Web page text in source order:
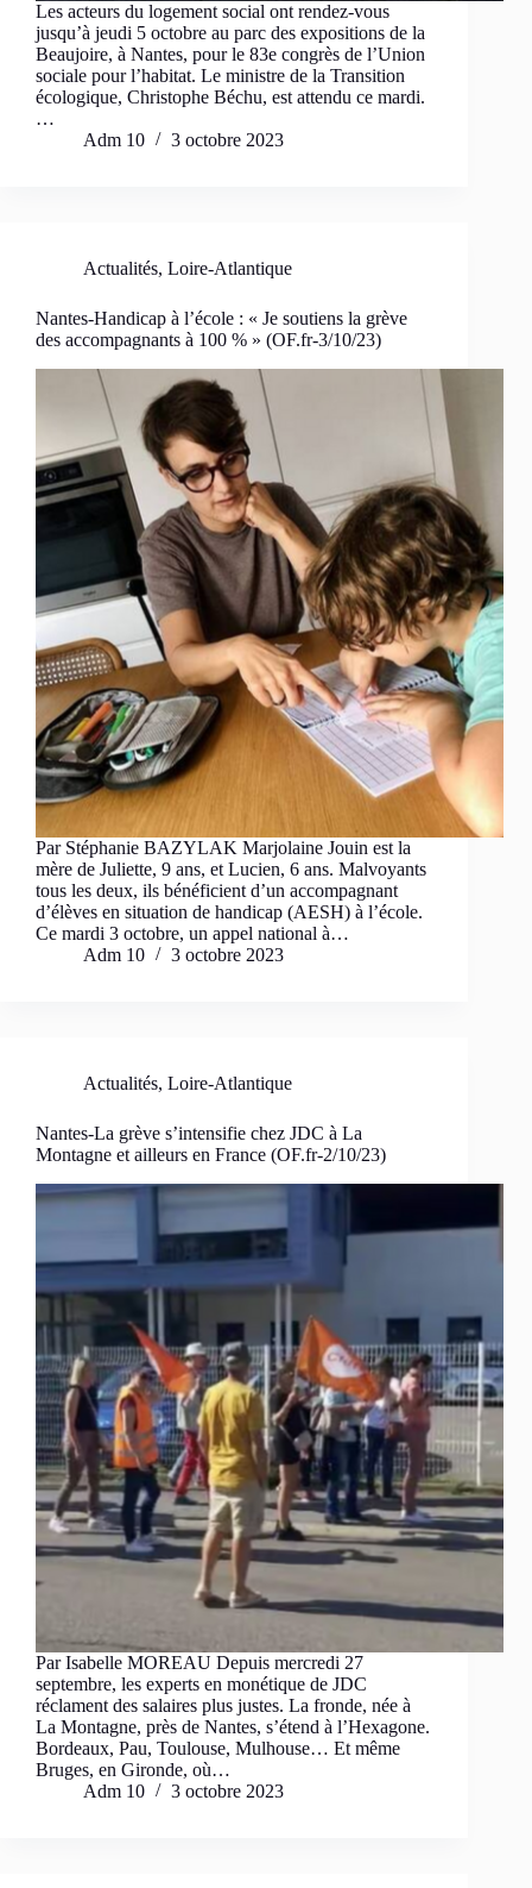
Les acteurs du logement social ont rendez-vous
jusqu’à jeudi 5 octobre au parc des expositions de la
Beaujoire, à Nantes, pour le 83e congrès de l’Union
sociale pour l’habitat. Le ministre de la Transition
écologique, Christophe Béchu, est attendu ce mardi.
…
Adm 10
3 octobre 2023
Actualités, Loire-Atlantique
Nantes-Handicap à l’école : « Je soutiens la grève
des accompagnants à 100 % » (OF.fr-3/10/23)
Par Stéphanie BAZYLAK Marjolaine Jouin est la
mère de Juliette, 9 ans, et Lucien, 6 ans. Malvoyants
tous les deux, ils bénéficient d’un accompagnant
d’élèves en situation de handicap (AESH) à l’école.
Ce mardi 3 octobre, un appel national à…
Adm 10
3 octobre 2023
Actualités, Loire-Atlantique
Nantes-La grève s’intensifie chez JDC à La
Montagne et ailleurs en France (OF.fr-2/10/23)
Par Isabelle MOREAU Depuis mercredi 27
septembre, les experts en monétique de JDC
réclament des salaires plus justes. La fronde, née à
La Montagne, près de Nantes, s’étend à l’Hexagone.
Bordeaux, Pau, Toulouse, Mulhouse… Et même
Bruges, en Gironde, où…
Adm 10
3 octobre 2023